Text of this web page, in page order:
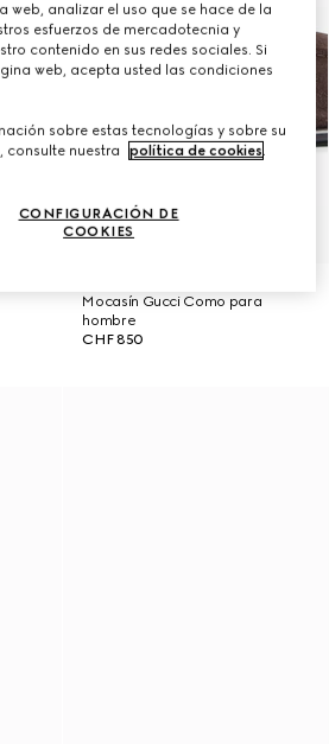
Mocasín Gucci Como para
hombre
CHF 850
web, analizar el uso que se hace de la
esfuerzos de mercadotecnia y
contenido en sus redes sociales. Si
web, acepta usted las condiciones
sobre estas tecnologías y sobre su
consulte nuestra
política de cookies.
CONFIGURACIÓN DE
COOKIES